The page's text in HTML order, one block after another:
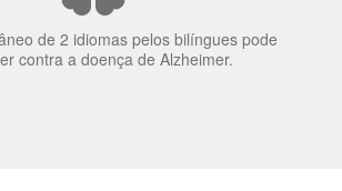
de 2 idiomas pelos bilíngues pode
contra a doença de Alzheimer.